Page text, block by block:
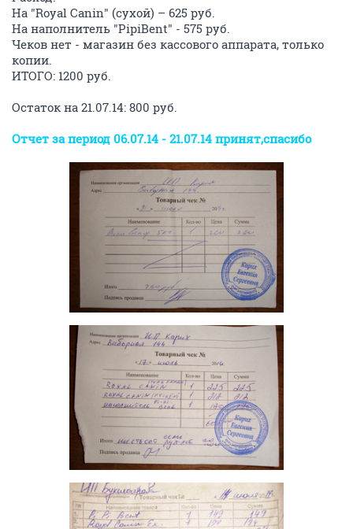
На "Royal Canin" (сухой) – 625 руб.
На наполнитель "PipiBent" - 575 руб.
Чеков нет - магазин без кассового аппарата, только
копии.
ИТОГО: 1200 руб.
Остаток на 21.07.14: 800 руб.
Отчет за период 06.07.14 - 21.07.14 принят,спасибо